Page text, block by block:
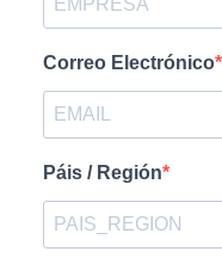
Correo Electrónico
Páis / Región